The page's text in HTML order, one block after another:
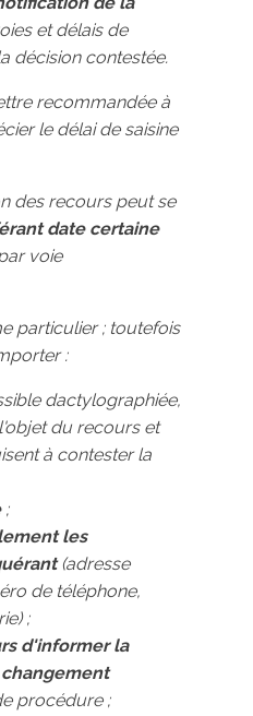
et délais de
décision contestée.
recommandée à
le délai de saisine
des recours peut se
date certaine
voie
particulier ; toutefois
:
dactylographiée,
du recours et
à contester la
;
les
(adresse
de téléphone,
;
d'informer la
procédure ;